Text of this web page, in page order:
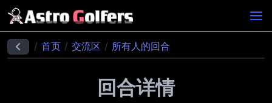
首页 交流区 所有人的回合
回合详情